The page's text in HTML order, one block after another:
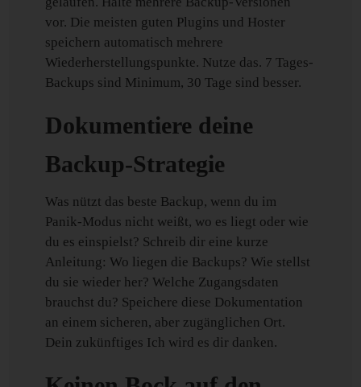
vor. Die meisten guten Plugins und Hoster
speichern automatisch mehrere
Wiederherstellungspunkte. Nutze das. 7 Tages-
Backups sind Minimum, 30 Tage sind besser.
Dokumentiere deine
Backup-Strategie
Was nützt das beste Backup, wenn du im
Panik-Modus nicht weißt, wo es liegt oder wie
du es einspielst? Schreib dir eine kurze
Anleitung: Wo liegen die Backups? Wie stellst
du sie wieder her? Welche Zugangsdaten
brauchst du? Speichere diese Dokumentation
an einem sicheren, aber zugänglichen Ort.
Dein zukünftiges Ich wird es dir danken.